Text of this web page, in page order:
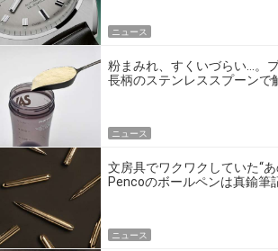
ニュース
粉まみれ、すくいづらい…。
長柄のステンレススプーンで
ニュース
文房具でワクワクしていた“あ
Pencoのボールペンは真鍮筆
ニュース